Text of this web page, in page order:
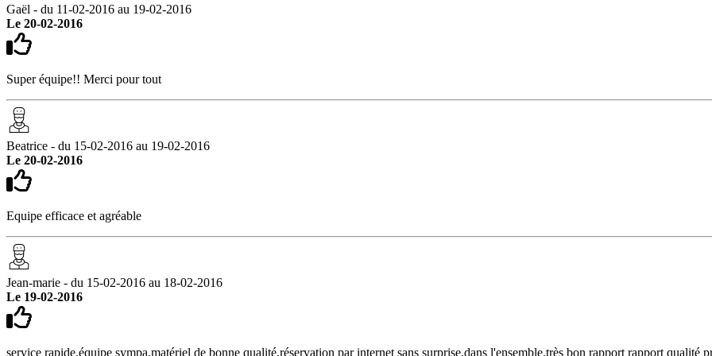
Gaël - du 11-02-2016 au 19-02-2016
Le 20-02-2016
Super équipe!! Merci pour tout
Beatrice - du 15-02-2016 au 19-02-2016
Le 20-02-2016
Equipe efficace et agréable
Jean-marie - du 15-02-2016 au 18-02-2016
Le 19-02-2016
service rapide,équipe sympa,matériel de bonne qualité,réservation par internet sans surprise,dans l'ensemble,très bon rapport rapport qualité